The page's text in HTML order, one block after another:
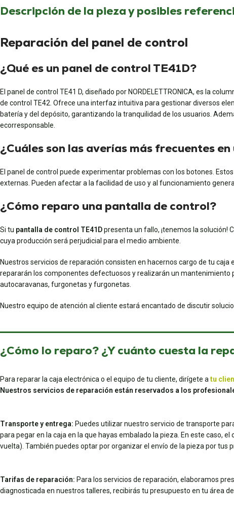
Descripción de la pieza y posibles
Reparación del panel de control
¿Qué es un panel de control TE41D?
El panel de control TE41 D, diseñado por NORDELETTRONICA, es la
de control TE42. Ofrece una interfaz intuitiva para gestionar diversos
batería y del depósito, garantizando la tranquilidad de los usuarios.
ecorresponsable.
¿Cuáles son las averías más frecuentes
El panel de control puede experimentar problemas con los botones.
externas. Pueden afectar a la facilidad de uso y al funcionamiento
¿Cómo reparo una pantalla de control?
Si tu pantalla de control TE41Dpresenta un fallo, ¡tenemos la solución!
cuya producción será perjudicial para el medio ambiente.
Nuestros servicios de reparación consisten en hacernos cargo de tu
repararán los componentes defectuosos y realizarán un mantenimiento
autocaravanas, furgonetas y furgonetas.
Nuestro equipo de atención al cliente estará encantado de discutir
¿Cómo lo reparo? ¿Y cuánto cuesta la
Para reparar la caja electrónica o el equipo de tu cliente, dirígete atu
Nuestros servicios de reparación están reservados a los
Transporte y entrega: Puedes utilizar nuestro servicio de transporte
para pegar en la caja en la que hayas embalado la pieza. En este caso,
vuelta). También puedes optar por organizar el envío de la pieza por tus
Tarifas de reparación: Para los servicios de reparación, elaboramos
diagnosticada en nuestros talleres, recibirás tu presupuesto en tu área